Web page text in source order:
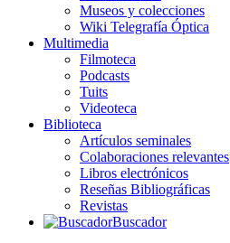
Museos y colecciones
Wiki Telegrafía Óptica
Multimedia
Filmoteca
Podcasts
Tuits
Videoteca
Biblioteca
Artículos seminales
Colaboraciones relevantes
Libros electrónicos
Reseñas Bibliográficas
Revistas
Buscador